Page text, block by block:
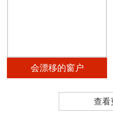
会漂移的窗户
查看